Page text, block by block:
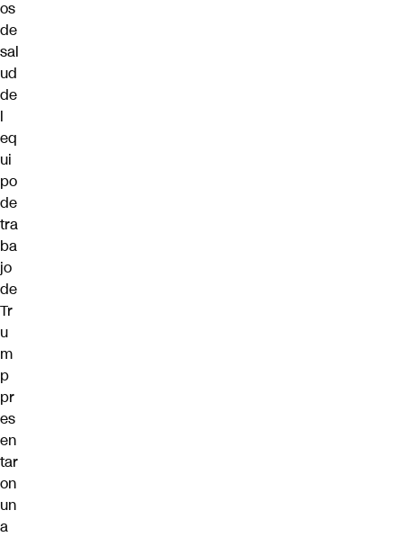
os
de
sal
ud
de
l
eq
ui
po
de
tra
ba
jo
de
Tr
u
m
p
pr
es
en
tar
on
un
a